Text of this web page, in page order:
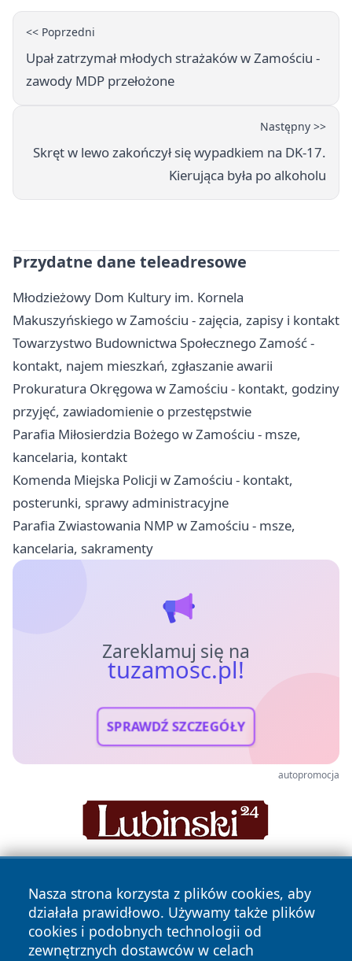
<< Poprzedni
Upał zatrzymał młodych strażaków w Zamościu -
zawody MDP przełożone
Następny >>
Skręt w lewo zakończył się wypadkiem na DK-17.
Kierująca była po alkoholu
Przydatne dane teleadresowe
Młodzieżowy Dom Kultury im. Kornela
Makuszyńskiego w Zamościu - zajęcia, zapisy i kontakt
Towarzystwo Budownictwa Społecznego Zamość -
kontakt, najem mieszkań, zgłaszanie awarii
Prokuratura Okręgowa w Zamościu - kontakt, godziny
przyjęć, zawiadomienie o przestępstwie
Parafia Miłosierdzia Bożego w Zamościu - msze,
kancelaria, kontakt
Komenda Miejska Policji w Zamościu - kontakt,
posterunki, sprawy administracyjne
Parafia Zwiastowania NMP w Zamościu - msze,
kancelaria, sakramenty
Zareklamuj się na
tuzamosc.pl!
SPRAWDŹ SZCZEGÓŁY
autopromocja
Nasza strona korzysta z plików cookies, aby
działała prawidłowo. Używamy także plików
cookies i podobnych technologii od
zewnętrznych dostawców w celach